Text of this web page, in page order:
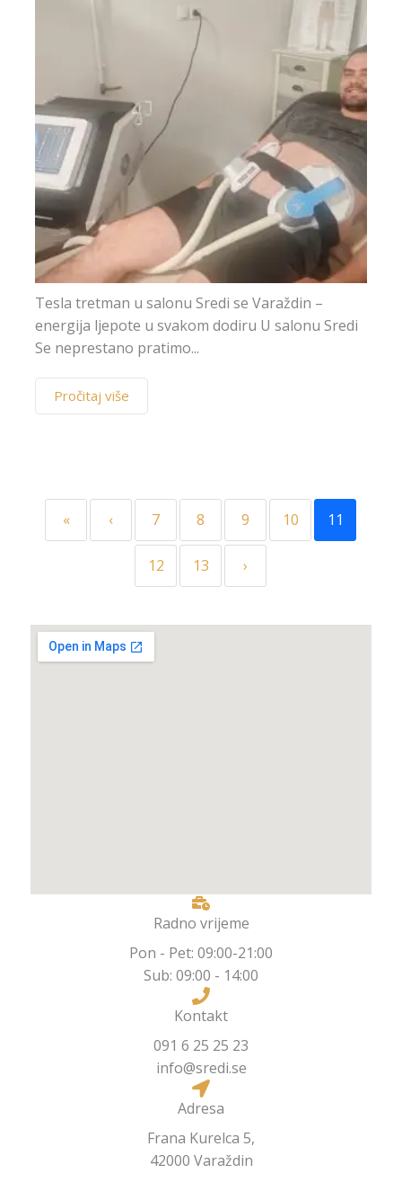
Tesla tretman u salonu Sredi se Varaždin –
energija ljepote u svakom dodiru U salonu Sredi
Se neprestano pratimo...
Pročitaj više
« ‹ 7 8 9 10 11
12 13 ›
Radno vrijeme
Pon - Pet: 09:00-21:00
Sub: 09:00 - 14:00
Kontakt
091 6 25 25 23
info@sredi.se
Adresa
Frana Kurelca 5,
42000 Varaždin